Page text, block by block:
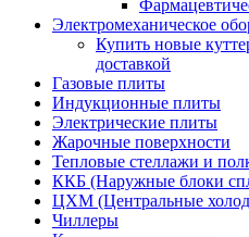
Электромеханическое
Купить новые
доставкой
Газовые плиты
Индукционные плиты
Электрические плиты
Жарочные поверхности
Тепловые стеллажи и
ККБ (Наружные блоки
ЦХМ (Центральные
Чиллеры